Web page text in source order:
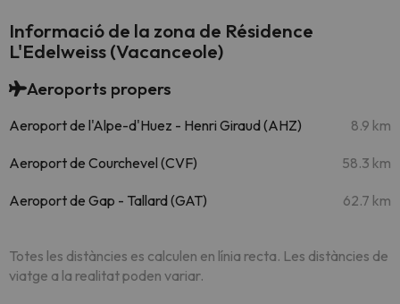
Informació de la zona de Résidence
L'Edelweiss (Vacanceole)
Aeroports propers
Aeroport de l'Alpe-d'Huez - Henri Giraud (AHZ) 8.9 km
Aeroport de Courchevel (CVF) 58.3 km
Aeroport de Gap - Tallard (GAT) 62.7 km
Totes les distàncies es calculen en línia recta. Les distàncies de
viatge a la realitat poden variar.